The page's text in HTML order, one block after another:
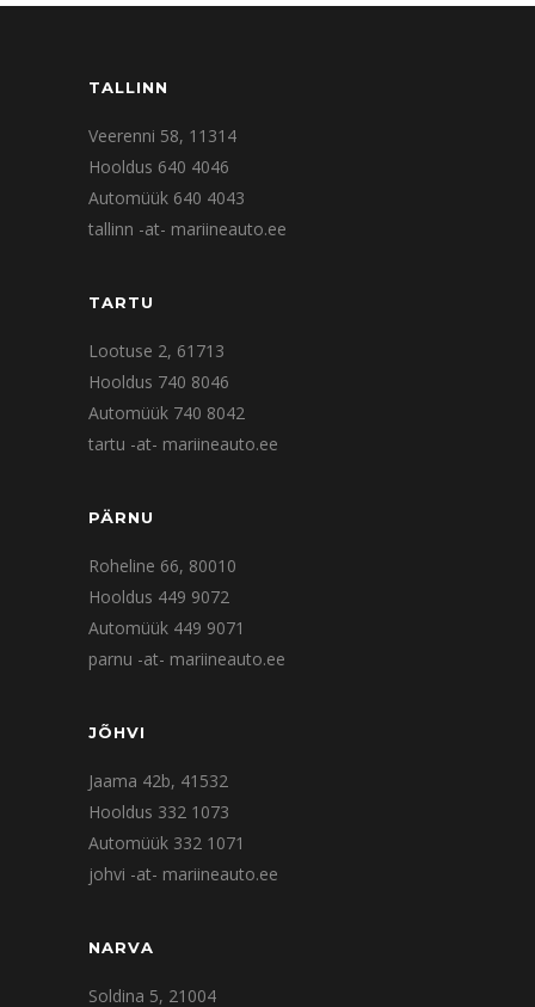
TALLINN
Veerenni 58, 11314
Hooldus 640 4046
Automüük 640 4043
tallinn -at- mariineauto.ee
TARTU
Lootuse 2, 61713
Hooldus 740 8046
Automüük 740 8042
tartu -at- mariineauto.ee
PÄRNU
Roheline 66, 80010
Hooldus 449 9072
Automüük 449 9071
parnu -at- mariineauto.ee
JÕHVI
Jaama 42b, 41532
Hooldus 332 1073
Automüük 332 1071
johvi -at- mariineauto.ee
NARVA
Soldina 5, 21004